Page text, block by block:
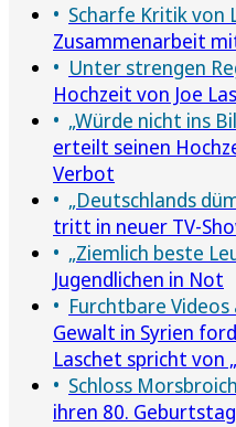
Scharfe Kritik von
Zusammenarbeit
Unter strengen
Hochzeit von Joe
„Würde nicht ins
erteilt seinen
Verbot
„Deutschlands
tritt in neuer TV-
„Ziemlich beste
Jugendlichen in Not
Furchtbare Videos
Gewalt in Syrien
Laschet spricht von
Schloss Morsbroich
ihren 80. Geburtstag